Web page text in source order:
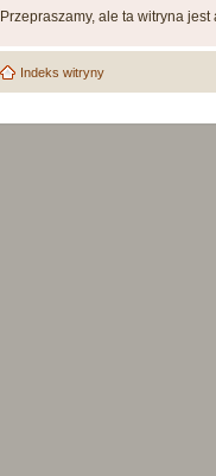
Przepraszamy, ale ta witryna jest
Indeks witryny